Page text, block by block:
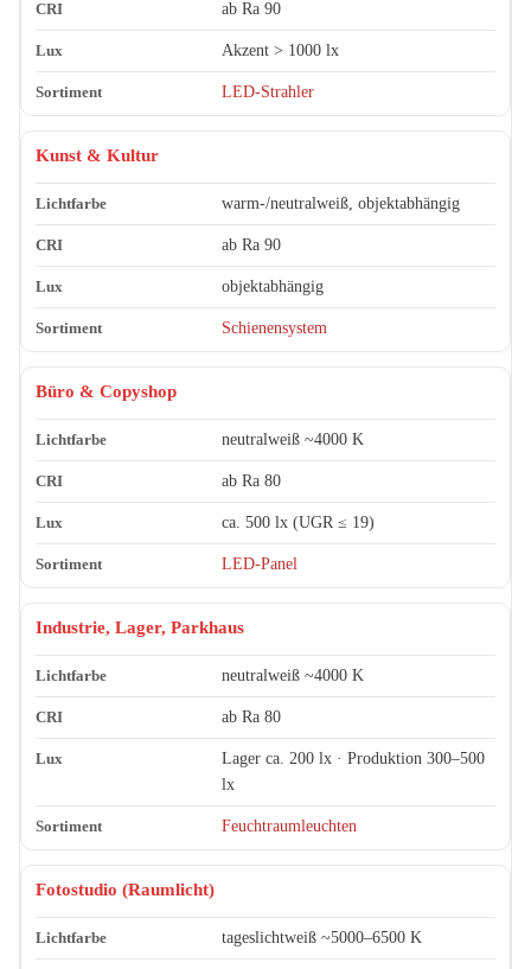
ab Ra 90
Akzent > 1000 lx
LED-Strahler
Kunst & Kultur
warm-/neutralweiß, objektabhängig
ab Ra 90
objektabhängig
Schienensystem
Büro & Copyshop
neutralweiß ~4000 K
ab Ra 80
ca. 500 lx (UGR ≤ 19)
LED-Panel
Industrie, Lager, Parkhaus
neutralweiß ~4000 K
ab Ra 80
Lager ca. 200 lx · Produktion 300–500
lx
Feuchtraumleuchten
Fotostudio (Raumlicht)
tageslichtweiß ~5000–6500 K